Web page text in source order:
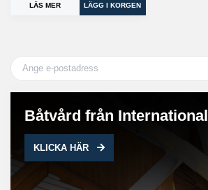
Båtvård från International
KLICKA HÄR
LÄS MER